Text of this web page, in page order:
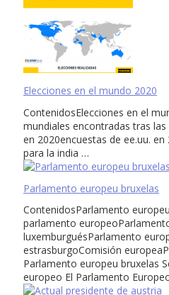
Elecciones en el mundo 2020
ContenidosElecciones en el
mundiales encontradas tras
en 2020encuestas de ee.uu. en
para la india …
Parlamento europeu bruxelas
ContenidosParlamento
parlamento
luxemburguésParlamento
estrasburgoComisión
Parlamento europeu bruxelas
europeo El Parlamento